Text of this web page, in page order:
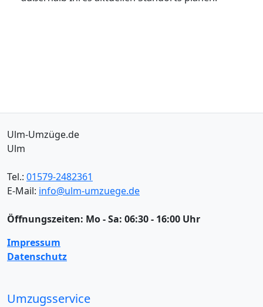
Ulm-Umzüge.de
Ulm
Tel.: 01579-2482361
E-Mail: info@ulm-umzuege.de
Öffnungszeiten: Mo - Sa: 06:30 - 16:00 Uhr
Impressum
Datenschutz
Umzugsservice